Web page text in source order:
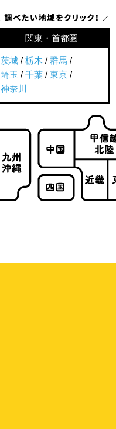
関東・首都圏
茨城 / 栃木 / 群馬 /
埼玉 / 千葉 / 東京 /
神奈川